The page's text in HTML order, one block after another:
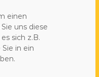
einen
uns diese
sich z.B.
in ein